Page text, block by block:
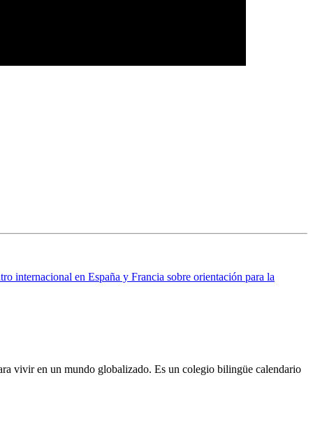
internacional en España y Francia sobre orientación para la
vivir en un mundo globalizado. Es un colegio bilingüe calendario